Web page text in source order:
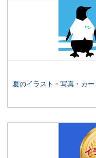
夏のイラスト・写真・カー